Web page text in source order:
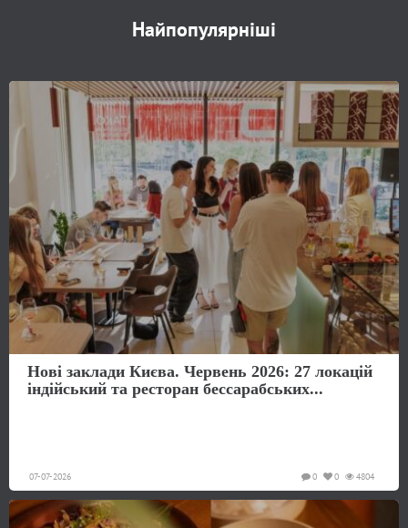
Найпопулярніші
Нові заклади Києва. Червень 2026: 27 локацій
індійський та ресторан бессарабських...
07-07-2026 4804
0
0